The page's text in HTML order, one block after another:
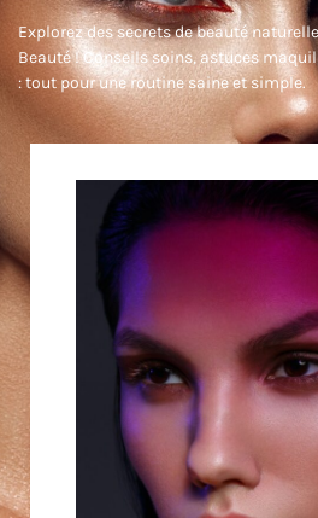
Explorez des secrets de beauté
Beauté ! Conseils soins, astuces
: tout pour une routine saine et simple.